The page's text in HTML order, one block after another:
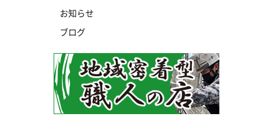
お知らせ
ブログ